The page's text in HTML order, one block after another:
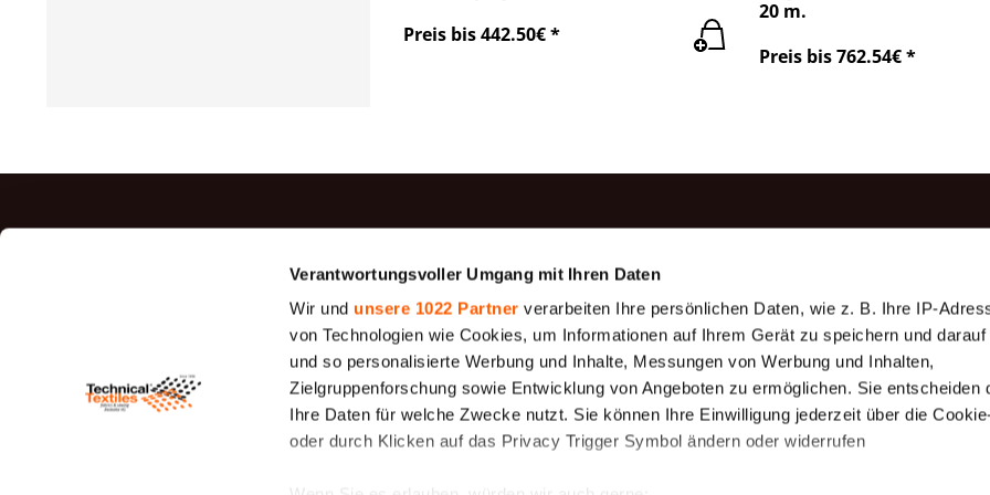
Verantwortungsvoller Umgang mit Ihren Daten
Wir und unsere 1022 Partner verarbeiten Ihre persönlichen Daten, wie z. B. Ihre IP-
von Technologien wie Cookies, um Informationen auf Ihrem Gerät zu speichern und
und so personalisierte Werbung und Inhalte, Messungen von Werbung und Inhalten,
Zielgruppenforschung sowie Entwicklung von Angeboten zu ermöglichen. Sie entscheiden
Ihre Daten für welche Zwecke nutzt. Sie können Ihre Einwilligung jederzeit über die
oder durch Klicken auf das Privacy Trigger Symbol ändern oder widerrufen
Preis bis 442.50€ *
20 m.
Preis bis 762.54€ *
Jutegewebe
Filz
Siebfiltergewebe (
26 - 1950 μm)
Canvas Gewebe,
Cotton Duck
Baumwollgaze
Geotextilien
Gewebeplane 175
g/m2
Schutznetze
Produktion
Zahlung
Über uns
Versand
Rahmenbedingungen